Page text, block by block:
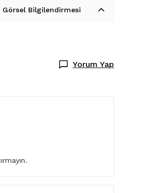
Görsel Bilgilendirmesi
Yorum Yap